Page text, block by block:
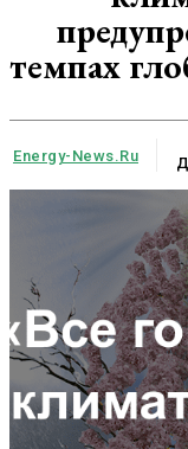
темпах
Energy-News.ru